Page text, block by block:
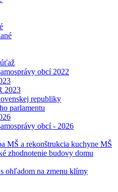
obcí 2022
2023
republiky
parlamentu
obcí - 2026
MŠ a rekonštrukcia kuchyne MŠ
zhodnotenie budovy domu
ohľadom na zmenu klímy